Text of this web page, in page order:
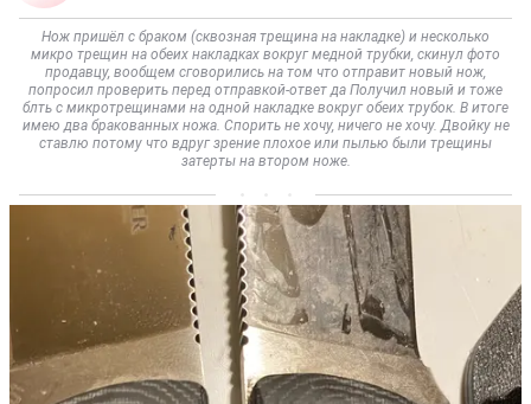
Нож пришёл с браком (сквозная трещина на накладке) и несколько
микро трещин на обеих накладках вокруг медной трубки, скинул фото
продавцу, вообщем сговорились на том что отправит новый нож,
попросил проверить перед отправкой-ответ да Получил новый и тоже
блть с микротрещинами на одной накладке вокруг обеих трубок. В итоге
имею два бракованных ножа. Спорить не хочу, ничего не хочу. Двойку не
ставлю потому что вдруг зрение плохое или пылью были трещины
затерты на втором ноже.